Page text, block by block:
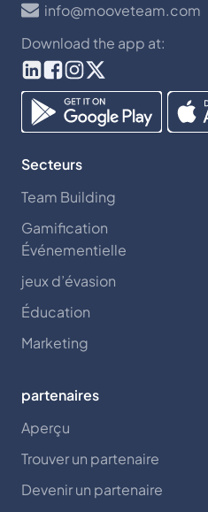
info@mooveteam.com
Download the app at:
Secteurs
Team Building
Gamification
Événementielle
jeux d’évasion
Éducation
Marketing
partenaires
Aperçu
Trouver un partenaire
Devenir un partenaire